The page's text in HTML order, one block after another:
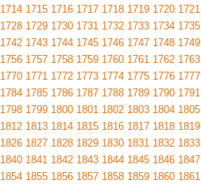
1714 1715 1716 1717 1718 1719 1720 1721
1728 1729 1730 1731 1732 1733 1734 1735
1742 1743 1744 1745 1746 1747 1748 1749
1756 1757 1758 1759 1760 1761 1762 1763
1770 1771 1772 1773 1774 1775 1776 1777
1784 1785 1786 1787 1788 1789 1790 1791
1798 1799 1800 1801 1802 1803 1804 1805
1812 1813 1814 1815 1816 1817 1818 1819
1826 1827 1828 1829 1830 1831 1832 1833
1840 1841 1842 1843 1844 1845 1846 1847
1854 1855 1856 1857 1858 1859 1860 1861